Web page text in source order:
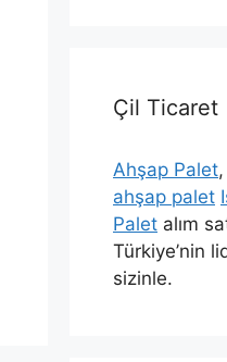
Çil Ticaret
Ahşap Palet,
ahşap palet
Palet alım
Türkiye’nin
sizinle.